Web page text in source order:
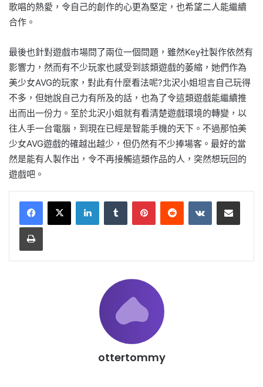
歌唱的熱愛，令自己的創作的心更為堅定，也希望二人能繼續
合作。
最後也針對遊戲市場問了兩位一個問題，雖然Key社製作依然有
影響力，然而有不少玩家也感受到該類遊戲的萎縮，她們作為
美少女AVG的玩家，對此有什麼看法呢?北沢小姐坦言自己玩得
不多，但她說自己力有所及的話，也為了令這類遊戲能繼續推
出而出一份力。至於北沢小姐就有看清楚遊戲環境的轉變，以
往人手一台電腦，到現在已經是智能手機的天下。不過那怕美
少女AVG遊戲的確越出越少，但仍然有不少捧場客。最好的當
然是能有人製作出，令不再接觸這類作品的人，突然想玩回的
遊戲吧。
LinkedInTumblr PinterestReddit VKontakteShare via Email
Print
ottertommy